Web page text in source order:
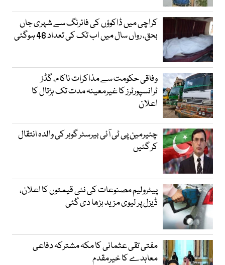
کراچی میں ڈاکوؤں کی فائرنگ سے شہری جاں
بحق، رواں سال میں اب تک کی تعداد 46 ہوگئی
وفاقی حکومت سے مذاکرات ناکام، گڈز
ٹرانسپورٹرز کا غیرمعینہ مدت تک ہڑتال کا
اعلان
چئیرمین پی ٹی آئی بیرسٹر گوہر کی والدہ انتقال
کر گئیں
پیٹرولیم مصنوعات کی نئی قیمتوں کا اعلان،
ڈیزل پر لیوی مزید بڑھا دی گئی
مفتی تقی عثمانی کا مکہ مشترکہ دفاعی
معاہدے کا خیرمقدم